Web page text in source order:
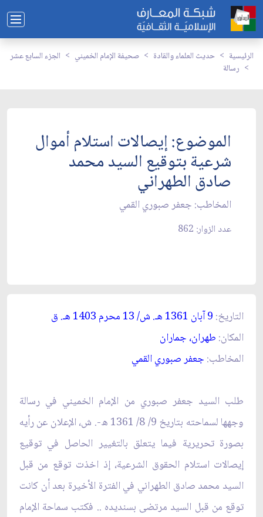
الرئيسية حديث العلماء والقادة صحيفة الإمام الخميني
الجزء السابع عشر
رسالة
الموضوع: إيصالات استلام أموال
شرعية بتوقيع السيد محمد
صادق الطهراني‏
المخاطب: جعفر صبوري القمي‏
عدد الزوار: 862
التاريخ: 9 آبان 1361 هـ. ش/ 13 محرم 1403 هـ. ق‏
المكان: طهران، جماران‏
المخاطب: جعفر صبوري القمي‏
طلب السيد جعفر صبوري من الإمام الخميني في رسالة
وجهها لسماحته بتاريخ 9/ 8/ 1361 ه-. ش، الإعلان عن رأيه
بصورة تحريرية فيما يتعلق بالتغيير الحاصل في توقيع
إيصالات استلام الحقوق الشرعية، إذ اخذت توقع من قبل
السيد محمد صادق الطهراني في الفترة الأخيرة بعد أن كانت
توقع من قبل السيد مرتضى بسنديده .. فكتب سماحة الإمام